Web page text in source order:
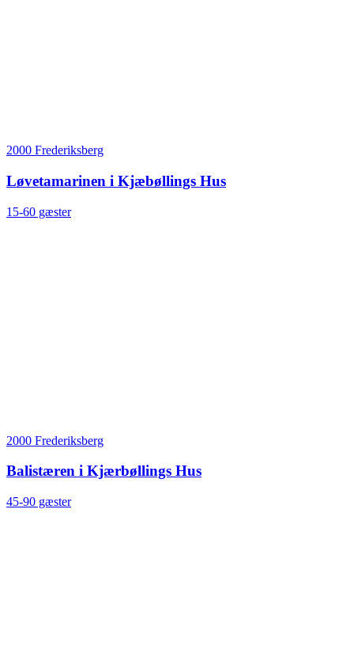
2000 Frederiksberg
Løvetamarinen i Kjæbøllings Hus
15-60 gæster
2000 Frederiksberg
Balistæren i Kjærbøllings Hus
45-90 gæster